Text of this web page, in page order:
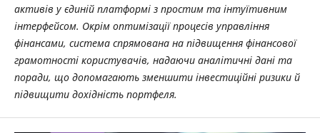
активів у єдиній платформі з простим та інтуїтивним
інтерфейсом. Окрім оптимізації процесів управління
фінансами, система спрямована на підвищення фінансової
грамотності користувачів, надаючи аналітичні дані та
поради, що допомагають зменшити інвестиційні ризики й
підвищити дохідність портфеля.